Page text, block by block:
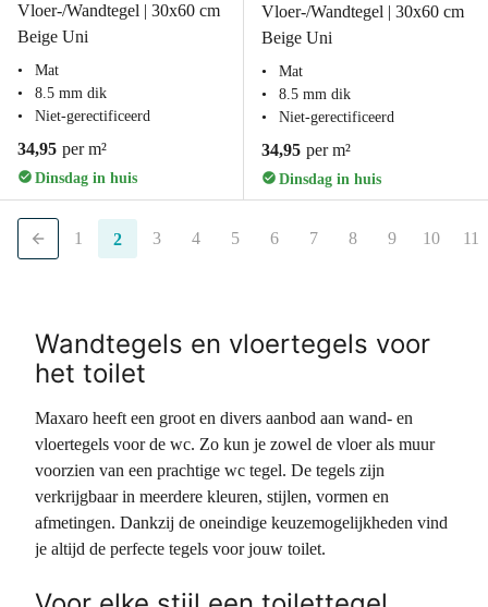
Vloer-/Wandtegel | 30x60 cm
Beige Uni
Mat
8.5 mm dik
Niet-gerectificeerd
34,95 per m²
Dinsdag in huis
Vloer-/Wandtegel | 30x60 cm
Beige Uni
Mat
8.5 mm dik
Niet-gerectificeerd
34,95 per m²
Dinsdag in huis
1 2 3 4 5 6 7 8 9 10 11
Wandtegels en vloertegels voor
het toilet
Maxaro heeft een groot en divers aanbod aan wand- en
vloertegels voor de wc. Zo kun je zowel de vloer als muur
voorzien van een prachtige wc tegel. De tegels zijn
verkrijgbaar in meerdere kleuren, stijlen, vormen en
afmetingen. Dankzij de oneindige keuzemogelijkheden vind
je altijd de perfecte tegels voor jouw toilet.